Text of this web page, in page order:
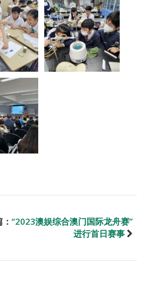
“2023澳娱综合澳门国际龙舟赛”
进行首日赛事